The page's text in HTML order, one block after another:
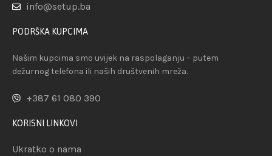
info@setup.ba
PODRŠKA KUPCIMA
Našim kupcima smo uvijek na raspolaganju – putem
dežurnog telefona ili naših društvenih mreža.
+387 61 080 390
KORISNI LINKOVI
Ukratko o nama